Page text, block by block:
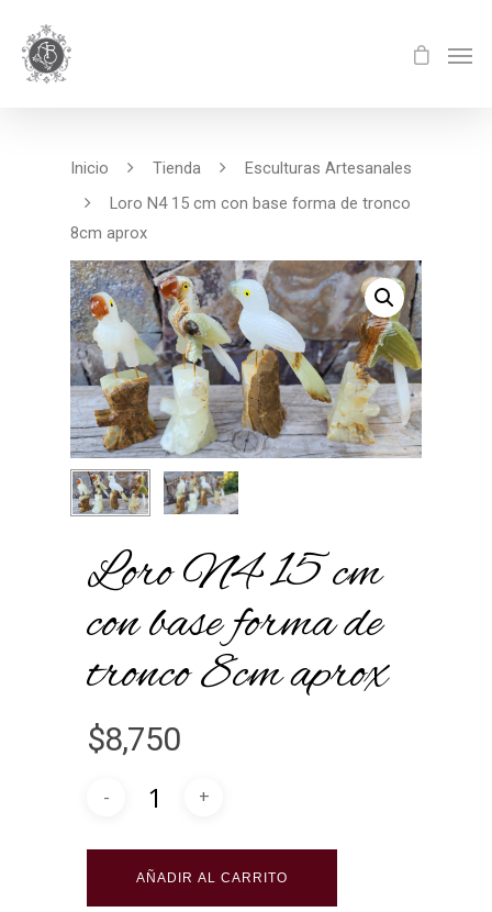
Inicio Tienda
Esculturas Artesanales
Loro N4 15 cm con base forma de tronco
8cm aprox
Loro N4 15 cm
con base forma de
tronco 8cm aprox
$8,750
AÑADIR AL CARRITO